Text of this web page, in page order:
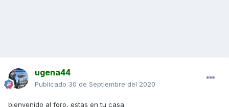
ugena44
Publicado 30 de Septiembre del 2020
bienvenido al foro, estas en tu casa.